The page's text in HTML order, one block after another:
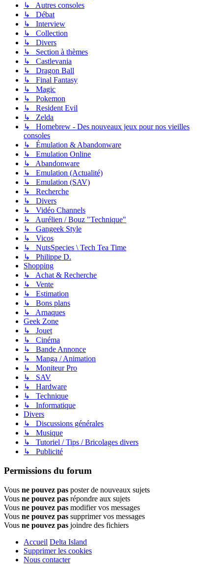
↳ Autres consoles
↳ Débat
↳ Interview
↳ Collection
↳ Divers
↳ Section à thèmes
↳ Castlevania
↳ Dragon Ball
↳ Final Fantasy
↳ Magic
↳ Pokemon
↳ Resident Evil
↳ Zelda
↳ Homebrew - Des nouveaux jeux pour nos vieilles
consoles
↳ Émulation & Abandonware
↳ Emulation Online
↳ Abandonware
↳ Emulation (Actualité)
↳ Emulation (SAV)
↳ Recherche
↳ Divers
↳ Vidéo Channels
↳ Aurélien / Bouz "Technique"
↳ Gangeek Style
↳ Vicos
↳ NutsSpecies \ Tech Tea Time
↳ Philippe D.
Shopping
↳ Achat & Recherche
↳ Vente
↳ Estimation
↳ Bons plans
↳ Arnaques
Geek Zone
↳ Jouet
↳ Cinéma
↳ Bande Annonce
↳ Manga / Animation
↳ Moniteur Pro
↳ SAV
↳ Hardware
↳ Technique
↳ Informatique
Divers
↳ Discussions générales
↳ Musique
↳ Tutoriel / Tips / Bricolages divers
↳ Publicité
Permissions du forum
Vous ne pouvez pas poster de nouveaux sujets
Vous ne pouvez pas répondre aux sujets
Vous ne pouvez pas modifier vos messages
Vous ne pouvez pas supprimer vos messages
Vous ne pouvez pas joindre des fichiers
Accueil Delta Island
Supprimer les cookies
Nous contacter